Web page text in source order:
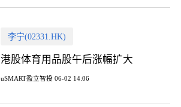
李宁(02331.HK)
港股体育用品股午后涨幅扩大
uSMART盈立智投 06-02 14:06